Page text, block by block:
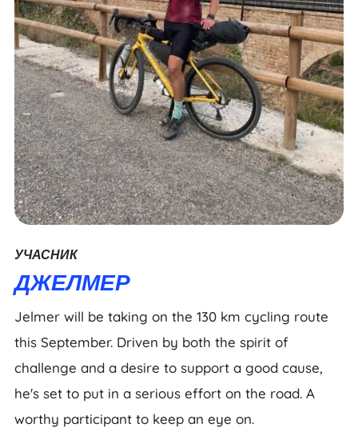
УЧАСНИК
ДЖЕЛМЕР
Jelmer will be taking on the 130 km cycling route
this September. Driven by both the spirit of
challenge and a desire to support a good cause,
he's set to put in a serious effort on the road. A
worthy participant to keep an eye on.